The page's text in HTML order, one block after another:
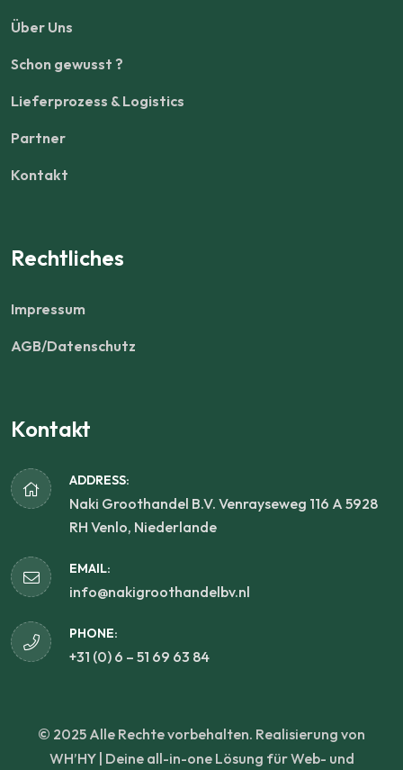
Über Uns
Schon gewusst ?
Lieferprozess & Logistics
Partner
Kontakt
Rechtliches
Impressum
AGB/Datenschutz
Kontakt
ADDRESS:
Naki Groothandel B.V. Venrayseweg 116 A 5928
RH Venlo, Niederlande
EMAIL:
info@nakigroothandelbv.nl
PHONE:
+31 (0) 6 – 51 69 63 84
© 2025 Alle Rechte vorbehalten. Realisierung von
WH’HY | Deine all-in-one Lösung für Web- und